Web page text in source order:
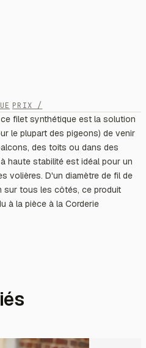
PRIX /
filet synthétique est la solution
le plupart des pigeons) de venir
des toits ou dans des
haute stabilité est idéal pour un
volières. D'un diamètre de fil de
sur tous les côtés, ce produit
à la pièce à la Corderie